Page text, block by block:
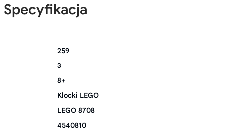
Specyfikacja
259
3
8+
Klocki LEGO
LEGO 8708
4540810